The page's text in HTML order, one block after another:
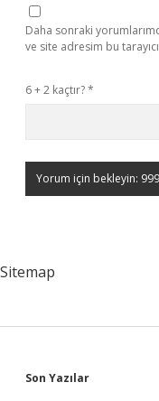
Daha sonraki
ve site adresim bu
6 + 2 kaçtır?*
Sitemap
Sidebar
Son Yazılar